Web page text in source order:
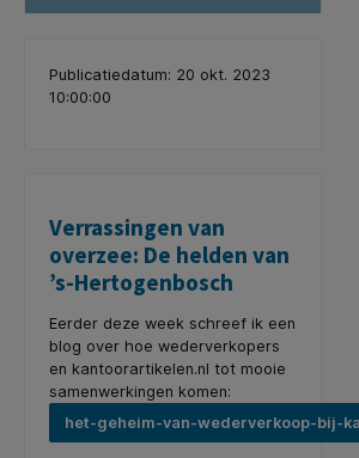
Publicatiedatum: 20 okt. 2023
10:00:00
Verrassingen van
overzee: De helden van
’s-Hertogenbosch
Eerder deze week schreef ik een
blog over hoe wederverkopers
en kantoorartikelen.nl tot mooie
samenwerkingen komen:
het-geheim-van-wederverkoop-bij-